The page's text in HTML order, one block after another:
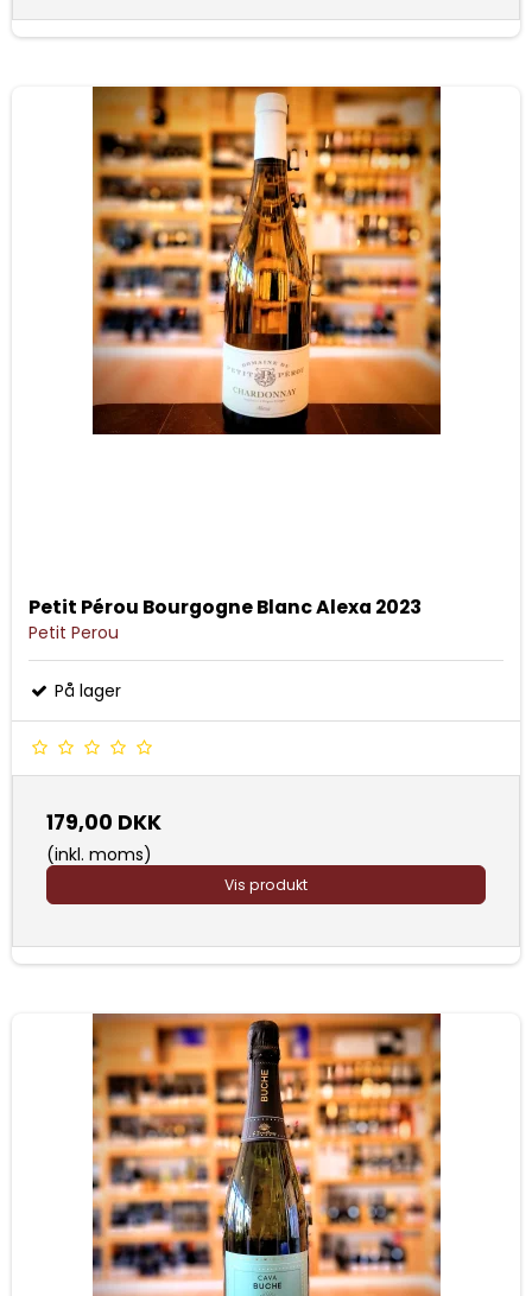
Petit Pérou Bourgogne Blanc Alexa 2023
Petit Perou
På lager
179,00 DKK
(inkl. moms)
Vis produkt